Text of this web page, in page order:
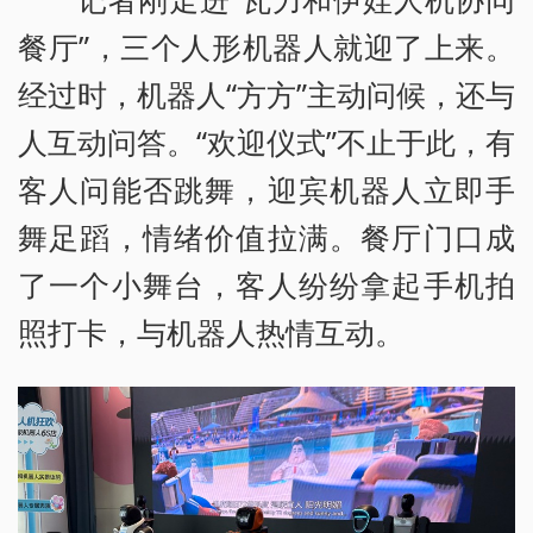
餐厅”，三个人形机器人就迎了上来。
经过时，机器人“方方”主动问候，还与
人互动问答。“欢迎仪式”不止于此，有
客人问能否跳舞，迎宾机器人立即手
舞足蹈，情绪价值拉满。餐厅门口成
了一个小舞台，客人纷纷拿起手机拍
照打卡，与机器人热情互动。